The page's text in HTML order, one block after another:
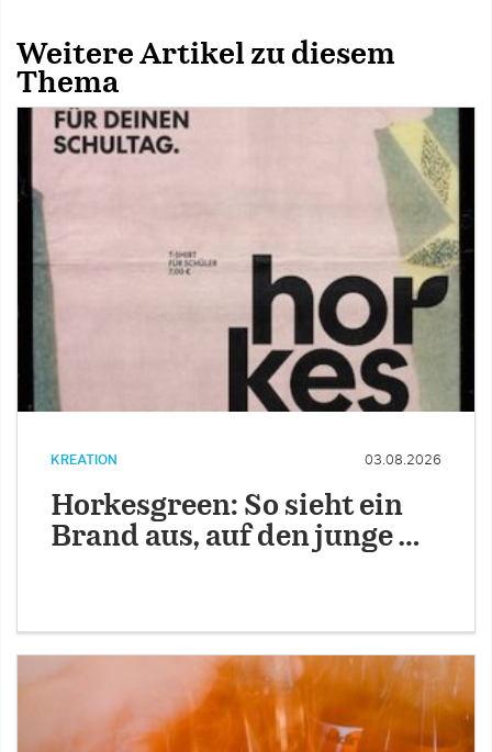
Weitere Artikel zu diesem
Thema
KREATION 03.08.2026
Horkesgreen: So sieht ein
Brand aus, auf den junge …